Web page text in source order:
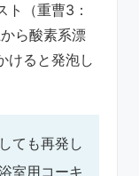
ト（重曹3：
ら酸素系漂
けると発泡し
ても再発し
室用コーキ